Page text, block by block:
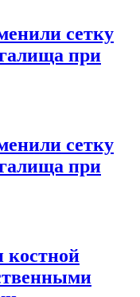
сетку
при
сетку
при
костной